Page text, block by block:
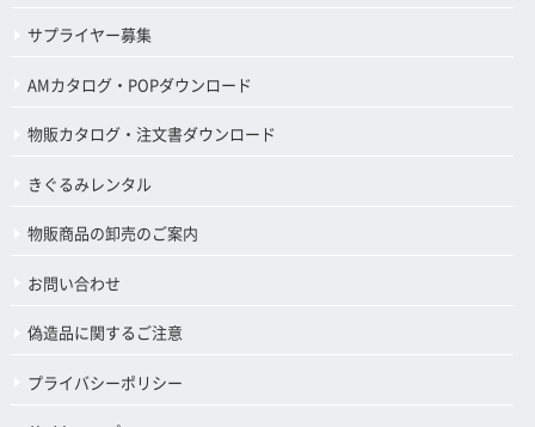
サプライヤー募集
AMカタログ・POPダウンロード
物販カタログ・注文書ダウンロード
きぐるみレンタル
物販商品の卸売のご案内
お問い合わせ
偽造品に関するご注意
プライバシーポリシー